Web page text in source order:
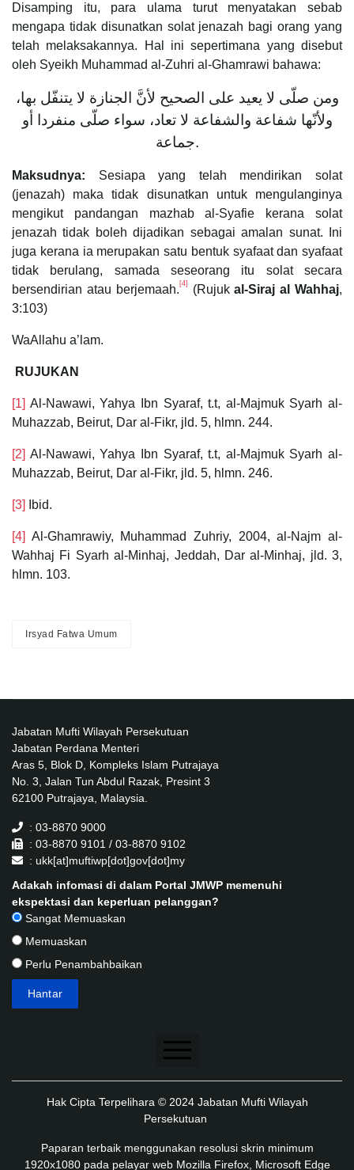
Disamping itu, para ulama turut menyatakan sebab
mengapa tidak disunatkan solat jenazah bagi orang yang
telah melaksakannya. Hal ini sepertimana yang disebut
oleh Syeikh Muhammad al-Zuhri al-Ghamrawi bahawa:
ومن صلّى لا يعيد على الصحيح لأنَّ الجنازة لا يتنفّل بها،
ولأنّها شفاعة والشفاعة لا تعاد، سواء صلّى منفردا أو
جماعة.
Maksudnya: Sesiapa yang telah mendirikan solat
(jenazah) maka tidak disunatkan untuk mengulanginya
mengikut pandangan mazhab al-Syafie kerana solat
jenazah tidak boleh dijadikan sebagai amalan sunat. Ini
juga kerana ia merupakan satu bentuk syafaat dan syafaat
tidak berulang, samada seseorang itu solat secara
bersendirian atau berjemaah. [4] (Rujukal-Siraj al Wahhaj,
3:103)
WaAllahu a’lam.
RUJUKAN
[1] Al-Nawawi, Yahya Ibn Syaraf, t.t, al-Majmuk Syarh al-
Muhazzab, Beirut, Dar al-Fikr, jld. 5, hlmn. 244.
[2] Al-Nawawi, Yahya Ibn Syaraf, t.t, al-Majmuk Syarh al-
Muhazzab, Beirut, Dar al-Fikr, jld. 5, hlmn. 246.
[3] Ibid.
[4] Al-Ghamrawiy, Muhammad Zuhriy, 2004, al-Najm al-
Wahhaj Fi Syarh al-Minhaj, Jeddah, Dar al-Minhaj, jld. 3,
hlmn. 103.
Irsyad Fatwa Umum
Jabatan Mufti Wilayah Persekutuan
Jabatan Perdana Menteri
Aras 5, Blok D, Kompleks Islam Putrajaya
No. 3, Jalan Tun Abdul Razak, Presint 3
62100 Putrajaya, Malaysia.
: 03-8870 9000
: 03-8870 9101 / 03-8870 9102
: ukk[at]muftiwp[dot]gov[dot]my
Adakah infomasi di dalam Portal JMWP memenuhi
ekspektasi dan keperluan pelanggan?
Sangat Memuaskan
Memuaskan
Perlu Penambahbaikan
Penafian
Dasar Keselamatan
Hak Cipta Terpelihara © 2024 Jabatan Mufti Wilayah
Persekutuan
Paparan terbaik menggunakan resolusi skrin minimum
1920x1080 pada pelayar web Mozilla Firefox, Microsoft Edge